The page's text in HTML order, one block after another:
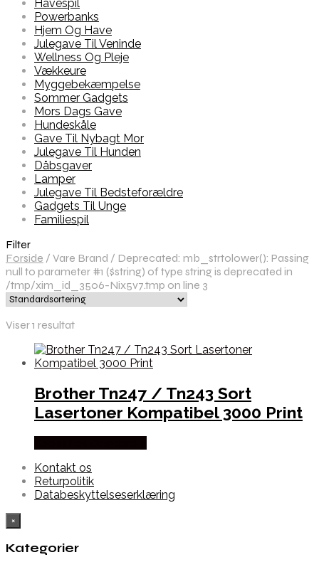
Havespil
Powerbanks
Hjem Og Have
Julegave Til Veninde
Wellness Og Pleje
Vækkeure
Myggebekæmpelse
Sommer Gadgets
Mors Dags Gave
Hundeskåle
Gave Til Nybagt Mor
Julegave Til Hunden
Dåbsgaver
Lamper
Julegave Til Bedsteforældre
Gadgets Til Unge
Familiespil
Filter
Forside / Vare Brand / Deprecated: mb_strtolower(): Passing
null to parameter #1 ($string) of type string is deprecated in
/tmp/xim_id_3506-Nix5v7.tmp on line 3
Viser 1 resultat
Brother Tn247 / Tn243 Sort
Lasertoner Kompatibel 3000 Print
Kontakt os
Returpolitik
Databeskyttelseserklæring
×
Kategorier